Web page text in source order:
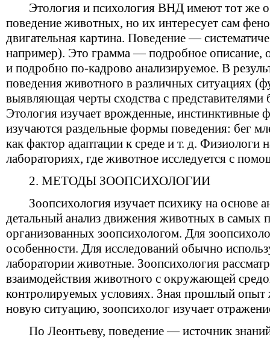
Этология и психология ВНД имеют тот же
поведение животных, но их интересует сам
двигательная картина. Поведение —
например). Это грамма — подробное описание,
и подробно по-кадрово анализируемое. В
поведения животного в различных ситуациях
выявляющая черты сходства с представителями
Этология изучает врожденные, инстинктивные
изучаются раздельные формы поведения: бег
как фактор адаптации к среде и т. д.
лабораториях, где животное исследуется с
2. МЕТОДЫ ЗООПСИХОЛОГИИ
Зоопсихология изучает психику на основе
детальный анализ движения животных в самых
организованных зоопсихологом. Для
особенности. Для исследований обычно
лаборатории животные. Зоопсихология
взаимодействия животного с окружающей
контролируемых условиях. Зная прошлый опыт
новую ситуацию, зоопсихолог изучает
По Леонтьеву, поведение — источник